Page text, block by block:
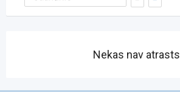
Nekas nav atrasts